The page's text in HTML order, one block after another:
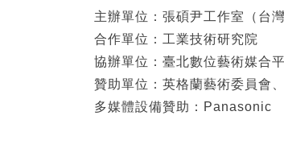
主辦單位：張碩尹工作室（台
合作單位：工業技術研究院
協辦單位：臺北數位藝術媒合
贊助單位：英格蘭藝術委員會
多媒體設備贊助：Panasonic